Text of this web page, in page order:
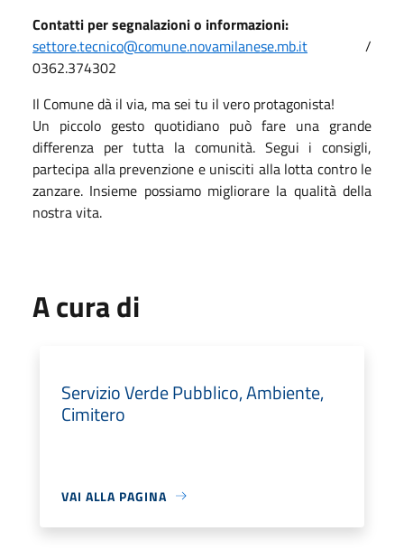
Contatti per segnalazioni o informazioni:
settore.tecnico@comune.novamilanese.mb.it /
0362.374302
Il Comune dà il via, ma sei tu il vero protagonista!
Un piccolo gesto quotidiano può fare una grande
differenza per tutta la comunità. Segui i consigli,
partecipa alla prevenzione e unisciti alla lotta contro le
zanzare. Insieme possiamo migliorare la qualità della
nostra vita.
A cura di
Servizio Verde Pubblico, Ambiente,
Cimitero
VAI ALLA PAGINA